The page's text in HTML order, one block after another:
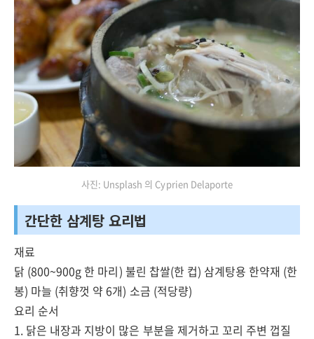
사진: Unsplash 의 Cyprien Delaporte
간단한 삼계탕 요리법
재료
닭 (800~900g 한 마리) 불린 찹쌀(한 컵) 삼계탕용 한약재 (한
봉) 마늘 (취향껏 약 6개) 소금 (적당량)
요리 순서
1. 닭은 내장과 지방이 많은 부분을 제거하고 꼬리 주변 껍질